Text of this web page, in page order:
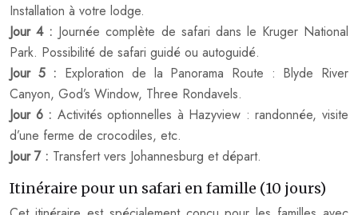
Installation à votre lodge.
Jour 4 : Journée complète de safari dans le Kruger National
Park. Possibilité de safari guidé ou autoguidé.
Jour 5 : Exploration de la Panorama Route : Blyde River
Canyon, God’s Window, Three Rondavels.
Jour 6 : Activités optionnelles à Hazyview : randonnée, visite
d’une ferme de crocodiles, etc.
Jour 7 : Transfert vers Johannesburg et départ.
Itinéraire pour un safari en famille (10 jours)